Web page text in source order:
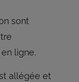
sont
ligne.
allégée et